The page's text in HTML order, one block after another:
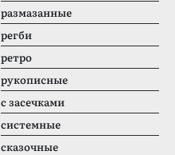
размазанные
регби
ретро
рукописные
с засечками
системные
сказочные